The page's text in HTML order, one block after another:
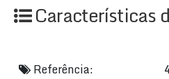
Características
Referência: